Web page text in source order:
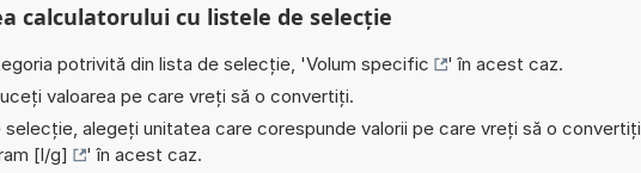
calculatorului cu listele de selecție
potrivită din lista de selecție, 'Volum specific
' în acest caz.
valoarea pe care vreți să o convertiți.
selecție, alegeți unitatea care corespunde valorii pe care vreți să o convertiți,
[l/g]
' în acest caz.